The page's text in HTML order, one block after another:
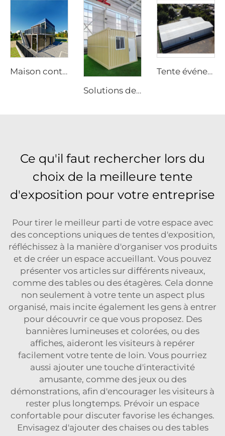
Maison container modulaire à montage rapide | Unité habitable portable repliable pour usage résidentiel
Solutions de conteneurs pliables en kit plat de 20 pi | Maison métallique modulaire robuste pour bureaux de chantier et projets de stockage industriel
Tente événementielle OEM avec logo imprimé | Structure modulaire à montage rapide pour grandes fêtes et festivals en extérieur
Ce qu'il faut rechercher lors du
choix de la meilleure tente
d'exposition pour votre entreprise
Pour tirer le meilleur parti de votre espace avec
des conceptions uniques de tentes d'exposition,
réfléchissez à la manière d'organiser vos produits
et de créer un espace accueillant. Vous pouvez
présenter vos articles sur différents niveaux,
comme des tables ou des étagères. Cela donne
non seulement à votre tente un aspect plus
organisé, mais incite également les gens à entrer
pour découvrir ce que vous proposez. Des
bannières lumineuses et colorées, ou des
affiches, aideront les visiteurs à repérer
facilement votre tente de loin. Vous pourriez
aussi ajouter une touche d'interactivité
amusante, comme des jeux ou des
démonstrations, afin d'encourager les visiteurs à
rester plus longtemps. Prévoir un espace
confortable pour discuter favorise les échanges.
Envisagez d'ajouter des chaises ou des tables